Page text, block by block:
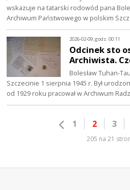
wskazuje na tatarski rodowód pana
Archiwum Państwowego w polskim
2026-02-09, godz. 00:11
Odcinek sto
Archiwista.
Bolesław Tuhan-
Szczecinie 1 sierpnia 1945 r. Był
od 1929 roku pracował w Archiwum
1 2 3
205 na 21